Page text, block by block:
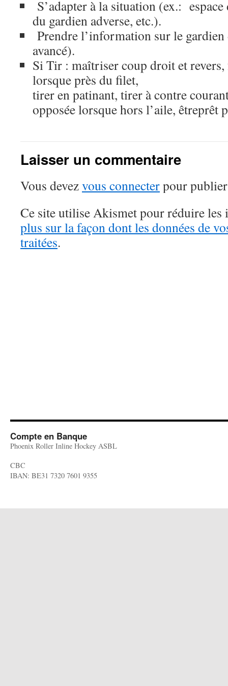
S’adapter à la situation (ex.:
du gardien adverse, etc.).
Prendre l’information sur le
avancé).
Si Tir : maîtriser coup droit et
lorsque près du filet,
tirer en patinant, tirer à contre
opposée lorsque hors l’aile, êtreprêt
Laisser un commentaire
Vous devezvous connecterpour
Ce site utilise Akismet pour réduire les
plus sur la façon dont les données de
traitées.
Compte en Banque
Phoenix Roller Inline Hockey ASBL
CBC
IBAN: BE31 7320 7601 9355